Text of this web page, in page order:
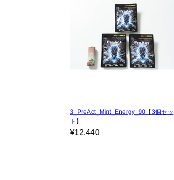
3_PreAct_Mint_Energy_90【3個セッ
ト】
¥12,440